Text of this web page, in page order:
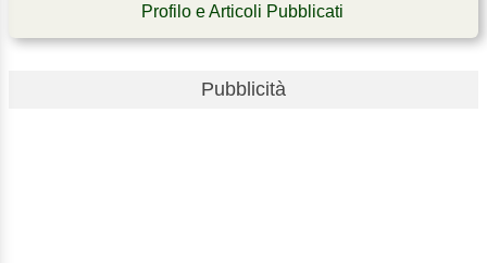
Profilo e Articoli Pubblicati
Pubblicità